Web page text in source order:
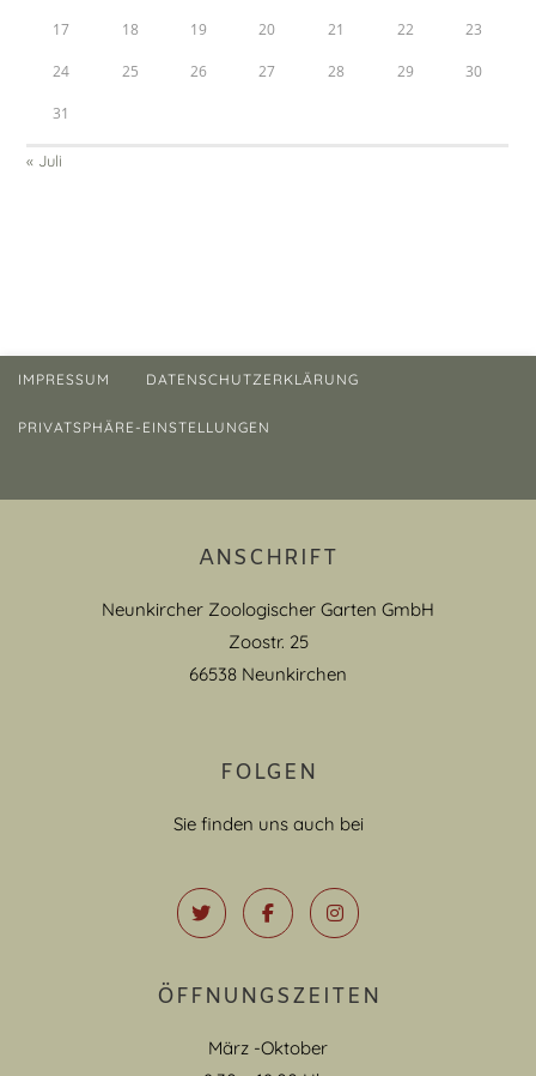
17 18 19 20 21 22 23
24 25 26 27 28 29 30
31
« Juli
IMPRESSUM DATENSCHUTZERKLÄRUNG
PRIVATSPHÄRE-EINSTELLUNGEN
ANSCHRIFT
Neunkircher Zoologischer Garten GmbH
Zoostr. 25
66538 Neunkirchen
FOLGEN
Sie finden uns auch bei
ÖFFNUNGSZEITEN
März -Oktober